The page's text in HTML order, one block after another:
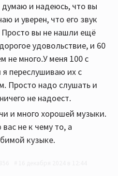
и надеюсь, что вы
и уверен, что его звук
Просто вы не нашли ещё
удовольствие, и 60
не много.У меня 100 с
переслушиваю их с
Просто надо слушать и
не надоест.
и много хорошей музыки.
не к чему то, а
кузыке.